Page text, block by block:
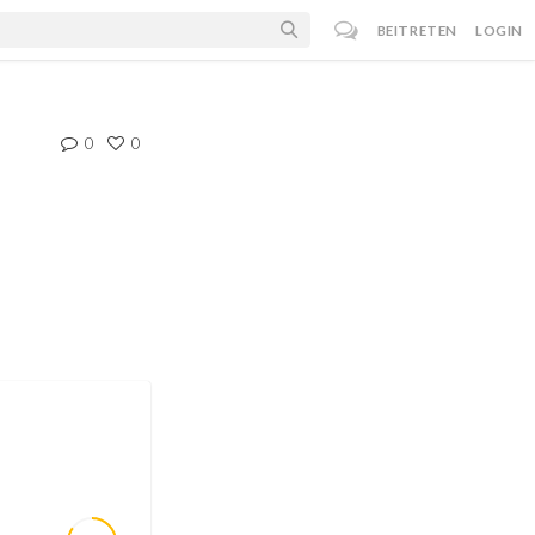
BEITRETEN LOGIN
0 0